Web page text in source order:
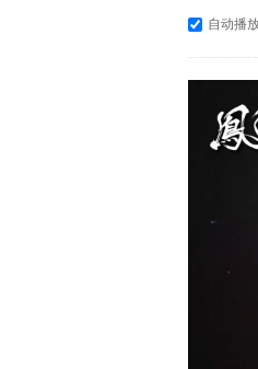
自动播